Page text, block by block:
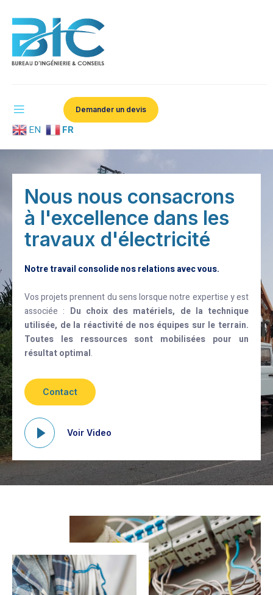
Demander un devis
EN FR
Nous nous consacrons
à l'excellence dans les
travaux d'électricité
Notre travail consolide nos relations avec vous.
Vos projets prennent du sens lorsque notre expertise y est
associée : Du choix des matériels, de la technique
utilisée, de la réactivité de nos équipes sur le terrain.
Toutes les ressources sont mobilisées pour un
résultat optimal.
Contact
Voir Video